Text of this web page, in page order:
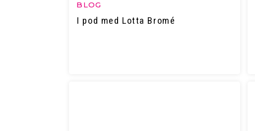
BLOG
I pod med Lotta Bromé